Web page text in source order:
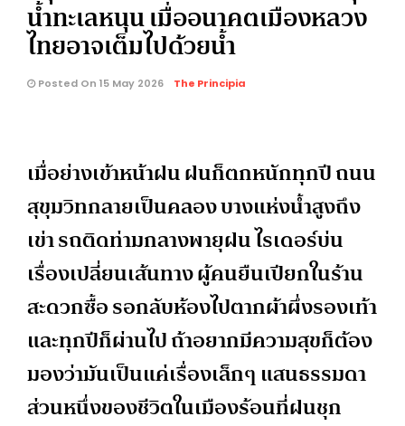
น้ำทะเลหนุน เมื่ออนาคตเมืองหลวง
ไทยอาจเต็มไปด้วยน้ำ
Posted On 15 May 2026 The Principia
เมื่อย่างเข้าหน้าฝน ฝนก็ตกหนักทุกปี ถนน
สุขุมวิทกลายเป็นคลอง บางแห่งน้ำสูงถึง
เข่า รถติดท่ามกลางพายุฝน ไรเดอร์บ่น
เรื่องเปลี่ยนเส้นทาง ผู้คนยืนเปียกในร้าน
สะดวกซื้อ รอกลับห้องไปตากผ้าผึ่งรองเท้า
และทุกปีก็ผ่านไป ถ้าอยากมีความสุขก็ต้อง
มองว่ามันเป็นแค่เรื่องเล็กๆ แสนธรรมดา
ส่วนหนึ่งของชีวิตในเมืองร้อนที่ฝนชุก